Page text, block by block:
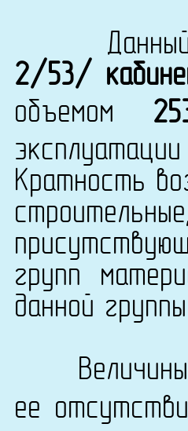
Данный
2/53/
объемом
Кратность
групп
данной
Величины
ее